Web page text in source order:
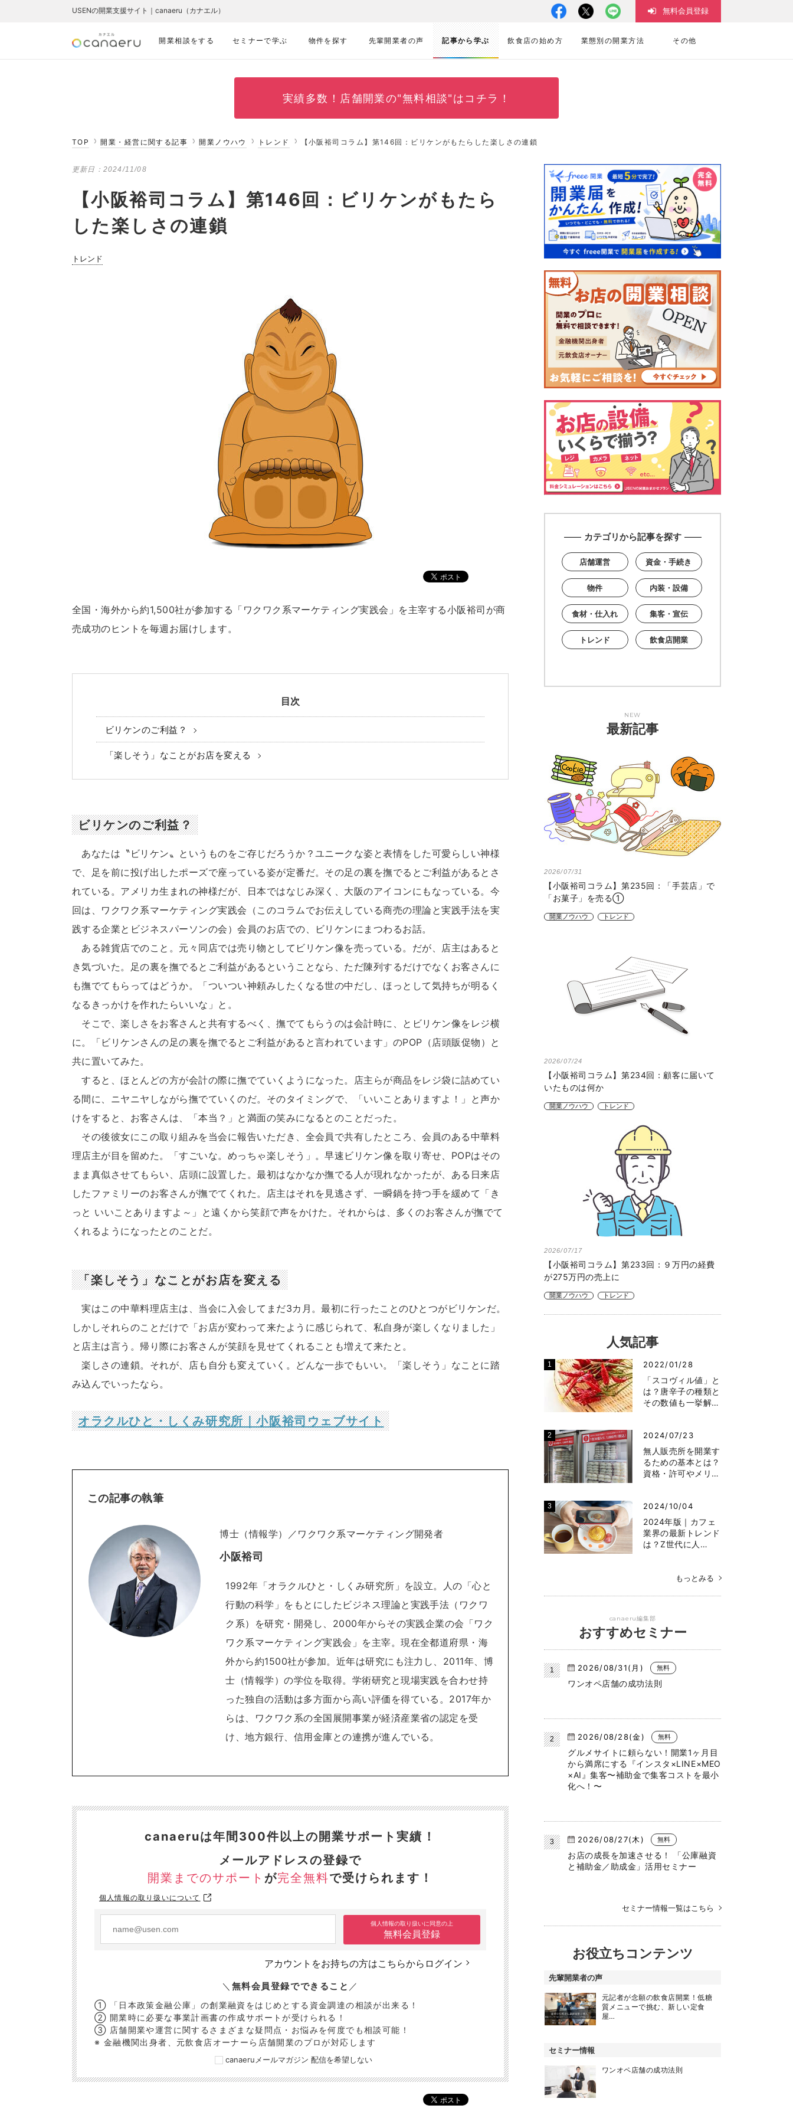
開業相談をする セミナーで学ぶ 物件を探す 先輩開業者の声 記事から学ぶ 飲食店の始め方 業態別の開業方法 その他
USENの開業支援サイト｜canaeru（カナエル） 無料会員登録
実績多数！ 店舗開業の"無料相談"はコチラ！
TOP 開業・経営に関する記事 開業ノウハウ トレンド 【小阪裕司コラム】第146回：ビリケンがもたらした楽しさの連鎖
更新日： 2024/11/08
【小阪裕司コラム】第146回：ビリケンがもたら
した楽しさの連鎖
トレンド
全国・海外から約1,500社が参加する「ワクワク系マーケティング実践会」を主宰する小阪裕司が商
売成功のヒントを毎週お届けします。
目次
ビリケンのご利益？
「楽しそう」なことがお店を変える
ビリケンのご利益？
あなたは〝ビリケン〟というものをご存じだろうか？ユニークな姿と表情をした可愛らしい神様
で、足を前に投げ出したポーズで座っている姿が定番だ。その足の裏を撫でるとご利益があるとさ
れている。アメリカ生まれの神様だが、日本ではなじみ深く、大阪のアイコンにもなっている。今
回は、ワクワク系マーケティング実践会（このコラムでお伝えしている商売の理論と実践手法を実
践する企業とビジネスパーソンの会）会員のお店での、ビリケンにまつわるお話。
ある雑貨店でのこと。元々同店では売り物としてビリケン像を売っている。だが、店主はあると
き気づいた。足の裏を撫でるとご利益があるということなら、ただ陳列するだけでなくお客さんに
も撫でてもらってはどうか。「ついつい神頼みしたくなる世の中だし、ほっとして気持ちが明るく
なるきっかけを作れたらいいな」と。
そこで、楽しさをお客さんと共有するべく、撫でてもらうのは会計時に、とビリケン像をレジ横
に。「ビリケンさんの足の裏を撫でるとご利益があると言われています」のPOP（店頭販促物）と
共に置いてみた。
すると、ほとんどの方が会計の際に撫でていくようになった。店主らが商品をレジ袋に詰めてい
る間に、ニヤニヤしながら撫でていくのだ。そのタイミングで、「いいことありますよ！」と声か
けをすると、お客さんは、「本当？」と満面の笑みになるとのことだった。
その後彼女にこの取り組みを当会に報告いただき、全会員で共有したところ、会員のある中華料
理店主が目を留めた。「すごいな。めっちゃ楽しそう」。早速ビリケン像を取り寄せ、POPはその
まま真似させてもらい、店頭に設置した。最初はなかなか撫でる人が現れなかったが、ある日来店
したファミリーのお客さんが撫でてくれた。店主はそれを見逃さず、一瞬鍋を持つ手を緩めて「き
っと いいことありますよ～」と遠くから笑顔で声をかけた。それからは、多くのお客さんが撫でて
くれるようになったとのことだ。
「楽しそう」なことがお店を変える
実はこの中華料理店主は、当会に入会してまだ3カ月。最初に行ったことのひとつがビリケンだ。
しかしそれらのことだけで「お店が変わって来たように感じられて、私自身が楽しくなりました」
と店主は言う。帰り際にお客さんが笑顔を見せてくれることも増えて来たと。
楽しさの連鎖。それが、店も自分も変えていく。どんな一歩でもいい。「楽しそう」なことに踏
み込んでいったなら。
オラクルひと・しくみ研究所｜小阪裕司ウェブサイト
この記事の執筆
博士（情報学）／ワクワク系マーケティング開発者
小阪裕司
1992年「オラクルひと・しくみ研究所」を設立。人の「心と
行動の科学」をもとにしたビジネス理論と実践手法（ワクワ
ク系）を研究・開発し、2000年からその実践企業の会「ワク
ワク系マーケティング実践会」を主宰。現在全都道府県・海
外から約1500社が参加。近年は研究にも注力し、2011年、博
士（情報学）の学位を取得。学術研究と現場実践を合わせ持
った独自の活動は多方面から高い評価を得ている。2017年か
らは、ワクワク系の全国展開事業が経済産業省の認定を受
け、地方銀行、信用金庫との連携が進んでいる。
canaeruは年間300件以上の開業サポート実績！
メールアドレスの登録で
開業までのサポート が完全無料で受けられます！
個人情報の取り扱いについて
個人情報の取り扱いに同意の上
無料会員登録
アカウントをお持ちの方はこちらからログイン
＼ 無料会員登録でできること ／
① 「日本政策金融公庫」の創業融資をはじめとする資金調達の相談が出来る！
② 開業時に必要な事業計画書の作成サポートが受けられる！
③ 店舗開業や運営に関するさまざまな疑問点・お悩みを何度でも相談可能！
※ 金融機関出身者、元飲食店オーナーら店舗開業のプロが対応します
canaeruメールマガジン 配信を希望しない
カテゴリから記事を探す
店舗運営 資金・手続き
物件 内装・設備
食材・仕入れ 集客・宣伝
トレンド 飲食店開業
NEW
最新記事
2026/07/31
【小阪裕司コラム】第235回：「手芸店」で
「お菓子」を売る①
開業ノウハウ トレンド
2026/07/24
【小阪裕司コラム】第234回：顧客に届いて
いたものは何か
開業ノウハウ トレンド
2026/07/17
【小阪裕司コラム】第233回：９万円の経費
が275万円の売上に
開業ノウハウ トレンド
人気記事
2022/01/28
「スコヴィル値」と
は？唐辛子の種類と
その数値も一挙解…
2024/07/23
無人販売所を開業す
るための基本とは？
資格・許可やメリ…
2024/10/04
2024年版｜カフェ
業界の最新トレンド
は？Z世代に人…
もっとみる
canaeru編集部
おすすめセミナー
2026/08/31(月) 無料
ワンオペ店舗の成功法則
2026/08/28(金) 無料
グルメサイトに頼らない！開業1ヶ月目
から満席にする『インスタ×LINE×MEO
×AI』集客〜補助金で集客コストを最小
化へ！〜
2026/08/27(木) 無料
お店の成長を加速させる！ 「公庫融資
と補助金／助成金」活用セミナー
セミナー情報一覧はこちら
お役立ちコンテンツ
先輩開業者の声
元記者が念願の飲食店開業！低糖
質メニューで挑む、新しい定食
屋…
セミナー情報
ワンオペ店舗の成功法則